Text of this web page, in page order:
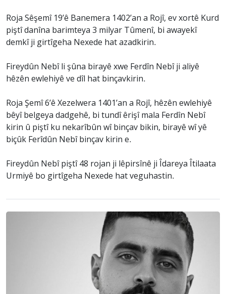
Roja Sêşemî 19’ê Banemera 1402’an a Rojî, ev xortê Kurd
piştî danîna barimteya 3 milyar Tûmenî, bi awayekî
demkî ji girtîgeha Nexede hat azadkirin.
Fireydûn Nebî li şûna birayê xwe Ferdîn Nebî ji aliyê
hêzên ewlehiyê ve dîl hat binçavkirin.
Roja Şemî 6’ê Xezelwera 1401’an a Rojî, hêzên ewlehiyê
bêyî belgeya dadgehê, bi tundî êrişî mala Ferdîn Nebî
kirin û piştî ku nekarîbûn wî binçav bikin, birayê wî yê
biçûk Ferîdûn Nebî binçav kirin e.
Fireydûn Nebî piştî 48 rojan ji lêpirsînê ji Îdareya Îtilaata
Urmiyê bo girtîgeha Nexede hat veguhastin.